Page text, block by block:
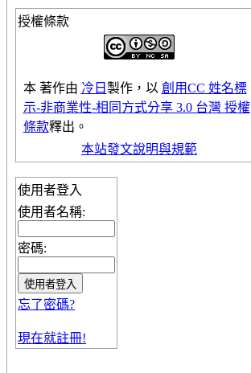
授權條款
本 著作由 冷日 製作，以 創用CC 姓名標
示-非商業性-相同方式分享 3.0 台灣 授權
條款釋出。
本站發文說明與規範
使用者登入
使用者名稱:
密碼:
忘了密碼?
現在就註冊!